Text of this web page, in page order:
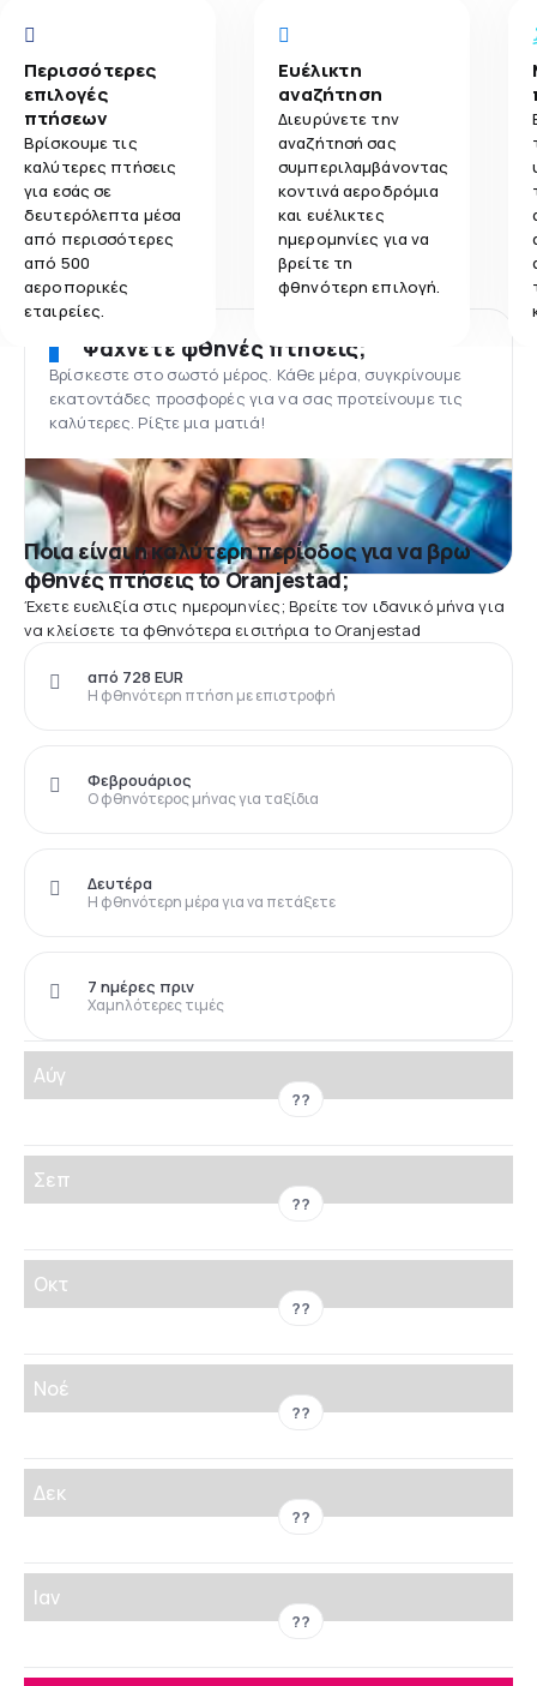
Περισσότερες
επιλογές
πτήσεων
Βρίσκουμε τις
καλύτερες πτήσεις
για εσάς σε
δευτερόλεπτα μέσα
από περισσότερες
από 500
αεροπορικές
εταιρείες.
Ευέλικτη
αναζήτηση
Διευρύνετε την
αναζήτησή σας
συμπεριλαμβάνοντας
κοντινά αεροδρόμια
και ευέλικτες
ημερομηνίες για να
βρείτε τη
φθηνότερη επιλογή.
Ψάχνετε φθηνές πτήσεις;
Βρίσκεστε στο σωστό μέρος. Κάθε μέρα, συγκρίνουμε
εκατοντάδες προσφορές για να σας προτείνουμε τις
καλύτερες. Ρίξτε μια ματιά!
Ποια είναι η καλύτερη περίοδος για να βρω
φθηνές πτήσεις to Oranjestad;
Έχετε ευελιξία στις ημερομηνίες; Βρείτε τον ιδανικό μήνα για
να κλείσετε τα φθηνότερα εισιτήρια to Oranjestad
Η φθηνότερη πτήση με επιστροφή
από 728 EUR
Ο φθηνότερος μήνας για ταξίδια
Φεβρουάριος
Η φθηνότερη μέρα για να πετάξετε
Δευτέρα
Χαμηλότερες τιμές
7 ημέρες πριν
Αύγ
??
Σεπ
??
Οκτ
??
Νοέ
??
Δεκ
??
Ιαν
??